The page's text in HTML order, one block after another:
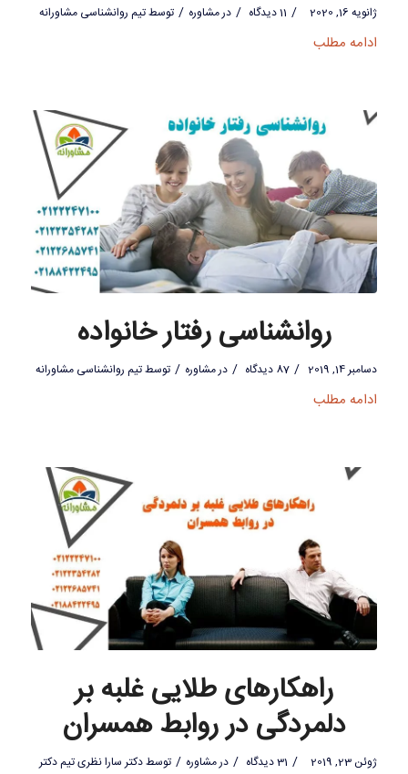
ژانویه 16, 2020 / 11 دیدگاه / درمشاوره / توسطتیم روانشناسی مشاورانه
ادامه مطلب
روانشناسی رفتار خانواده
دسامبر 14, 2019 / 87 دیدگاه / درمشاوره / توسطتیم روانشناسی مشاورانه
ادامه مطلب
راهکارهای طلایی غلبه بر
دلمردگی در روابط همسران
ژوئن 23, 2019 / 31 دیدگاه / درمشاوره / توسطدکتر سارا نظری تیم دکتر